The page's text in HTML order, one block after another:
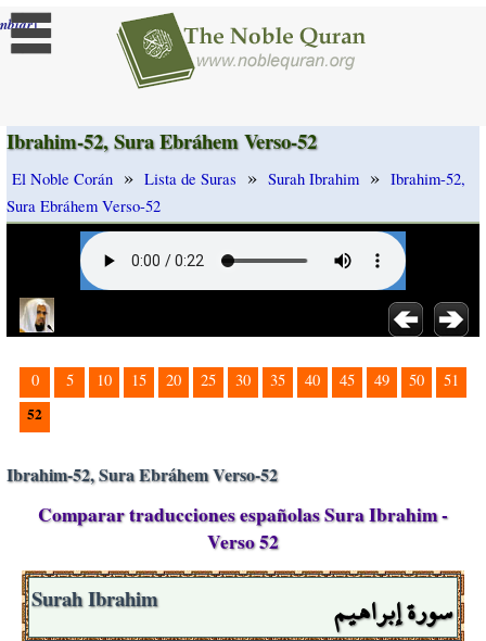
]
Ibrahim-52, Sura Ebráhem Verso-52
El Noble Corán » Lista de Suras » Surah Ibrahim » Ibrahim-52,
Sura Ebráhem Verso-52
0 5 10 15 20 25 30 35 40 45 49 50 51
52
Ibrahim-52, Sura Ebráhem Verso-52
Comparar traducciones españolas Sura Ibrahim -
Verso 52
سورة إبراهيم Surah Ibrahim